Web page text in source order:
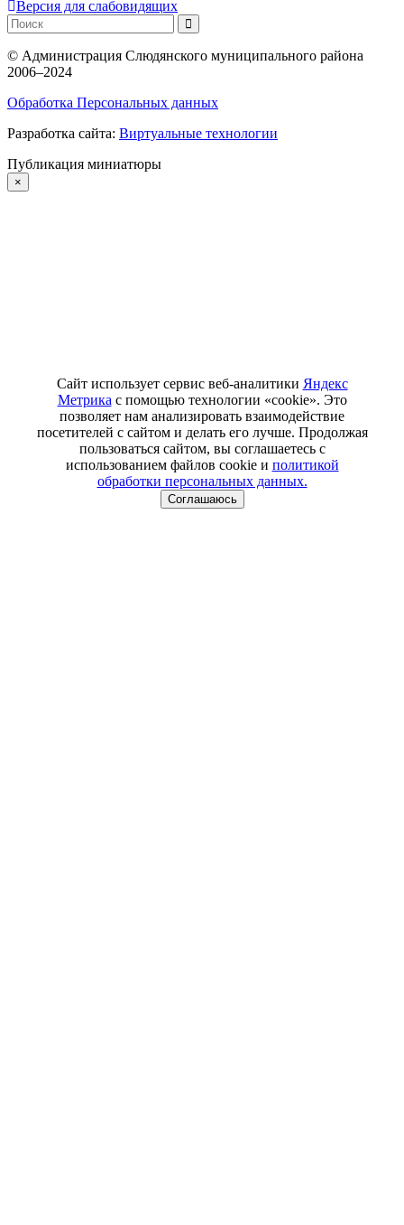
Версия для слабовидящих
© Администрация Слюдянского муниципального района
2006–2024
Обработка Персональных данных
Разработка сайта: Виртуальные технологии
Публикация миниатюры
×
Сайт использует сервис веб-аналитики Яндекс
Метрика с помощью технологии «cookie». Это
позволяет нам анализировать взаимодействие
посетителей с сайтом и делать его лучше. Продолжая
пользоваться сайтом, вы соглашаетесь с
использованием файлов cookie и политикой
обработки персональных данных.
Соглашаюсь